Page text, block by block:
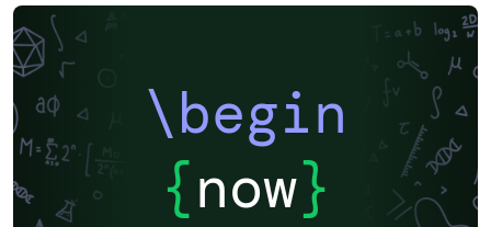
\begin
{now}